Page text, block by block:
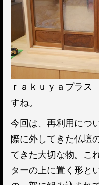
ｒａｋｕｙａプラ
すね。
今回は、再利用につ
際に外してきた仏壇
てきた大切な物。こ
ターの上に置く形と